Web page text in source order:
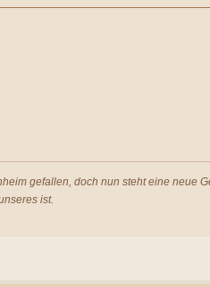
gefallen, doch nun steht eine neue
ist.